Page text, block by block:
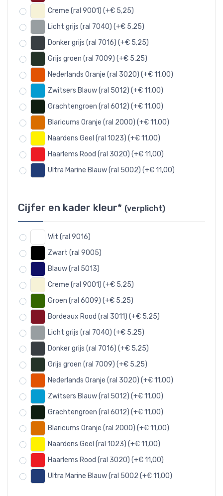
Creme (ral 9001) (+€ 5,25)
Licht grijs (ral 7040) (+€ 5,25)
Donker grijs (ral 7016) (+€ 5,25)
Grijs groen (ral 7009) (+€ 5,25)
Nederlands Oranje (ral 3020) (+€ 11,00)
Zwitsers Blauw (ral 5012) (+€ 11,00)
Grachtengroen (ral 6012) (+€ 11,00)
Blaricums Oranje (ral 2000) (+€ 11,00)
Naardens Geel (ral 1023) (+€ 11,00)
Haarlems Rood (ral 3020) (+€ 11,00)
Ultra Marine Blauw (ral 5002) (+€ 11,00)
Cijfer en kader kleur* (verplicht)
Wit (ral 9016)
Zwart (ral 9005)
Blauw (ral 5013)
Creme (ral 9001) (+€ 5,25)
Groen (ral 6009) (+€ 5,25)
Bordeaux Rood (ral 3011) (+€ 5,25)
Licht grijs (ral 7040) (+€ 5,25)
Donker grijs (ral 7016) (+€ 5,25)
Grijs groen (ral 7009) (+€ 5,25)
Nederlands Oranje (ral 3020) (+€ 11,00)
Zwitsers Blauw (ral 5012) (+€ 11,00)
Grachtengroen (ral 6012) (+€ 11,00)
Blaricums Oranje (ral 2000) (+€ 11,00)
Naardens Geel (ral 1023) (+€ 11,00)
Haarlems Rood (ral 3020) (+€ 11,00)
Ultra Marine Blauw (ral 5002 (+€ 11,00)